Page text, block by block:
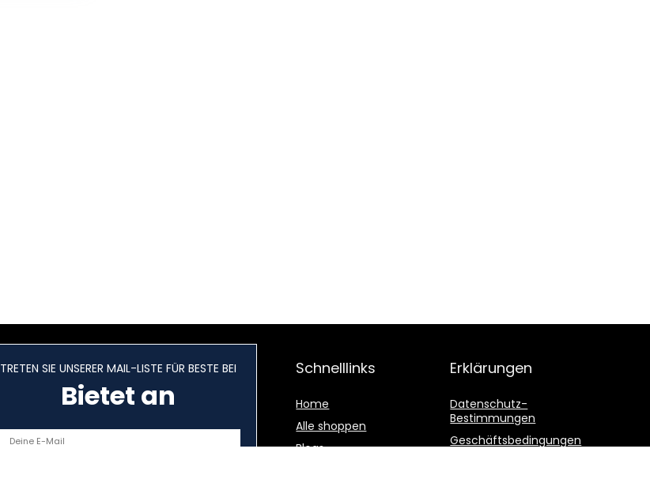
TRETEN SIE UNSERER MAIL-LISTE FÜR BESTE BEI
Bietet an
Schnelllinks
Home
Alle shoppen
Blogs
Erklärungen
Datenschutz-
Bestimmungen
Geschäftsbedingungen